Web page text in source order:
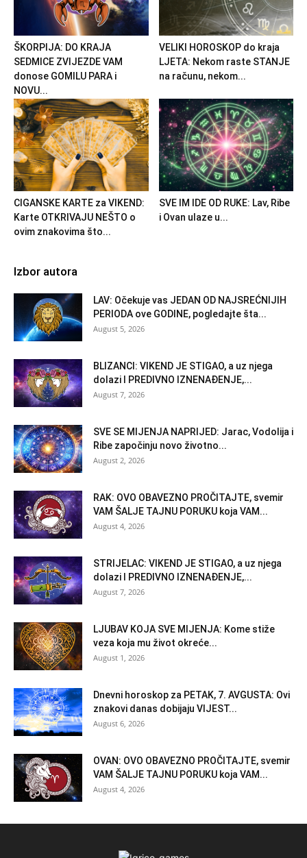
ŠKORPIJA: DO KRAJA
SEDMICE ZVIJEZDE VAM
donose GOMILU PARA i
NOVU...
VELIKI HOROSKOP do kraja
LJETA: Nekom raste STANJE
na računu, nekom...
CIGANSKE KARTE za VIKEND:
Karte OTKRIVAJU NEŠTO o
ovim znakovima što...
SVE IM IDE OD RUKE: Lav, Ribe
i Ovan ulaze u...
Izbor autora
LAV: Očekuje vas JEDAN OD NAJSREĆNIJIH
PERIODA ove GODINE, pogledajte šta...
August 5, 2026
BLIZANCI: VIKEND JE STIGAO, a uz njega
dolazi I PREDIVNO IZNENAĐENJE,...
August 7, 2026
SVE SE MIJENJA NAPRIJED: Jarac, Vodolija i
Ribe započinju novo životno...
August 2, 2026
RAK: OVO OBAVEZNO PROČITAJTE, svemir
VAM ŠALJE TAJNU PORUKU koja VAM...
August 4, 2026
STRIJELAC: VIKEND JE STIGAO, a uz njega
dolazi I PREDIVNO IZNENAĐENJE,...
August 7, 2026
LJUBAV KOJA SVE MIJENJA: Kome stiže
veza koja mu život okreće...
August 1, 2026
Dnevni horoskop za PETAK, 7. AVGUSTA: Ovi
znakovi danas dobijaju VIJEST...
August 6, 2026
OVAN: OVO OBAVEZNO PROČITAJTE, svemir
VAM ŠALJE TAJNU PORUKU koja VAM...
August 4, 2026